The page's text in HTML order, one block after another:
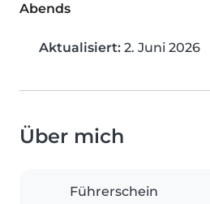
Abends
Aktualisiert: 2. Juni 2026
Über mich
Führerschein